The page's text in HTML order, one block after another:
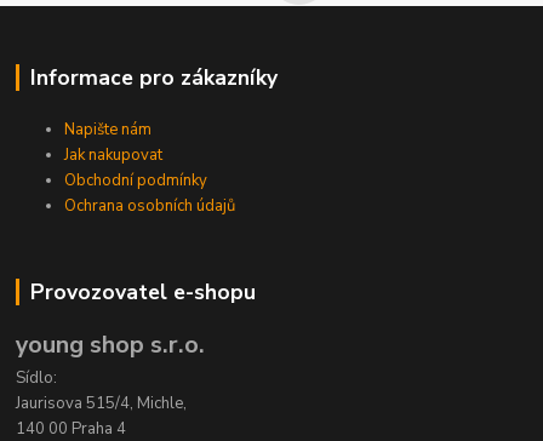
Informace pro zákazníky
Napište nám
Jak nakupovat
Obchodní podmínky
Ochrana osobních údajů
Provozovatel e-shopu
young shop s.r.o.
Sídlo:
Jaurisova 515/4, Michle,
140 00 Praha 4